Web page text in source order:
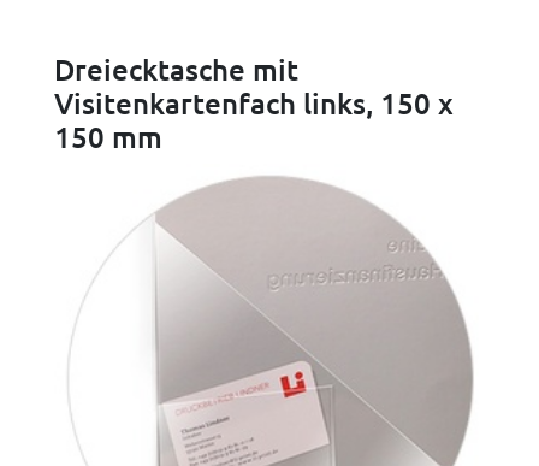
Dreiecktasche mit
Visitenkartenfach links, 150 x
150 mm